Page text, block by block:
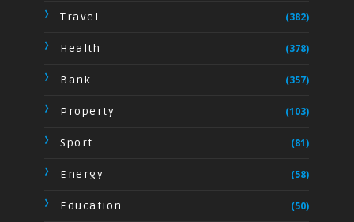
Travel (382)
Health (378)
Bank (357)
Property (103)
Sport (81)
Energy (58)
Education (50)